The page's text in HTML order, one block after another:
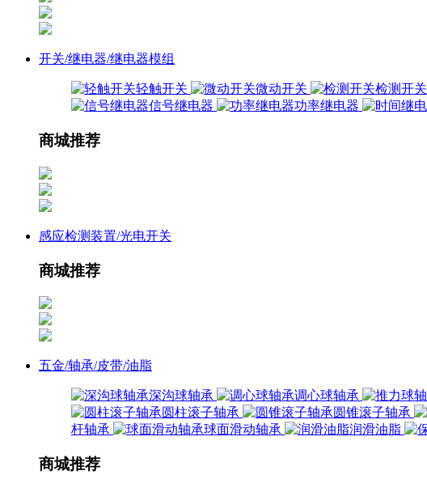
开关/继电器/继电器模组
轻触开关 微动开关 检测开关
信号继电器
功率继电器
商城推荐
感应检测装置/光电开关
商城推荐
五金/轴承/皮带/油脂
深沟球轴承 调心球轴承
圆柱滚子轴承
圆锥滚子轴承
杆轴承
球面滑动轴承 润滑油脂
商城推荐